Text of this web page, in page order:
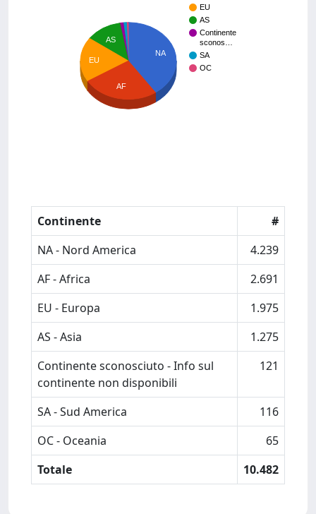
EU
AS
Continente
sconos…
SA
OC
NA
AS
EU
AF
Continente
#
NA - Nord America
4.239
AF - Africa
2.691
EU - Europa
1.975
AS - Asia
1.275
Continente sconosciuto - Info sul
continente non disponibili
121
SA - Sud America
116
OC - Oceania
65
Totale
10.482